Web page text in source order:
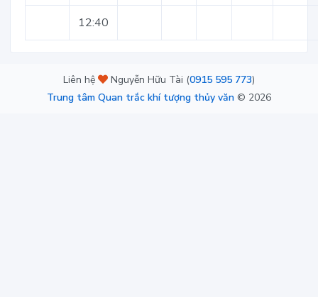
12:40
Liên hệ Nguyễn Hữu Tài (0915 595 773)
Trung tâm Quan trắc khí tượng thủy văn © 2026